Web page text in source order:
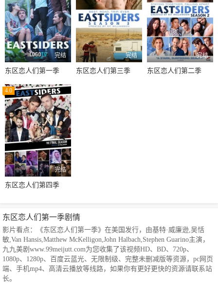
完结
东区恋人们第一季
完结
东区恋人们第三季
完结
东区恋人们第二季
4.0
完结
东区恋人们第四季
东区恋人们第一季剧情
影片看点：《东区恋人们第一季》在美国发行，由基特·威廉逊,吴恬
敏,Van Hansis,Matthew McKelligon,John Halbach,Stephen Guarino主演，
九九美剧www.99meijutt.com为您收集了该视频HD、BD、720p、
1080p、1280p、百度云蓝光、无限制级、完整未删减版等资源，pc网页
端、手机mp4、高清云播放等线路，如果你有更好更快的资源请联系站
长。